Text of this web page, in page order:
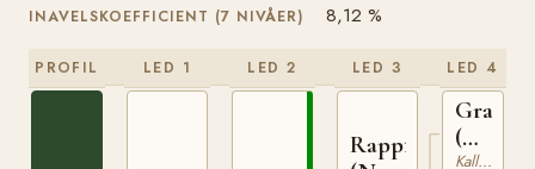
INAVELSKOEFFICIENT (7 NIVÅER) 8,12 %
PROFIL LED 1 LED 2 LED 3
Rappfot
LED 4
(NO)
Kallblodig Travare